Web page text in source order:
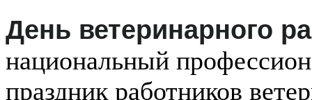
День ветеринарного
национальный
праздник работников